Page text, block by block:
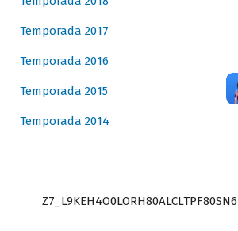
Temporada 2017
Temporada 2016
Temporada 2015
Temporada 2014
Z7_L9KEH4O0LORH80ALCLTPF80SN6